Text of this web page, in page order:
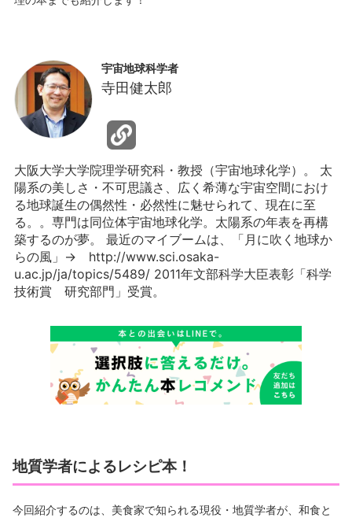
宇宙地球科学者
寺田健太郎
大阪大学大学院理学研究科・教授（宇宙地球化学）。 太
陽系の美しさ・不可思議さ、広く希薄な宇宙空間におけ
る地球誕生の偶然性・必然性に魅せられて、現在に至
る。。専門は同位体宇宙地球化学。太陽系の年表を再構
築するのが夢。 最近のマイブームは、「月に吹く地球か
らの風」→ http://www.sci.osaka-
u.ac.jp/ja/topics/5489/ 2011年文部科学大臣表彰「科学
技術賞 研究部門」受賞。
地質学者によるレシピ本！
今回紹介するのは、美食家で知られる現役・地質学者が、和食と